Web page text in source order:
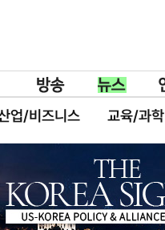
업/비즈니스 교육/과학